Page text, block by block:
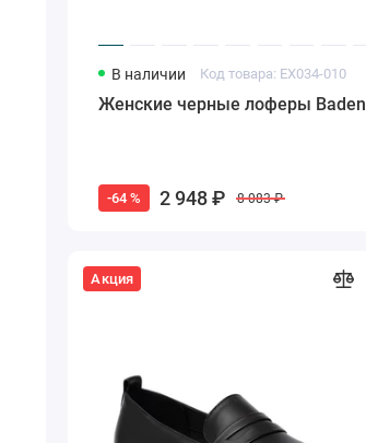
В наличии Код товара: EX034-010
Женские черные лоферы Baden
-64 % 2 948 ₽ 8 083 ₽
Акция